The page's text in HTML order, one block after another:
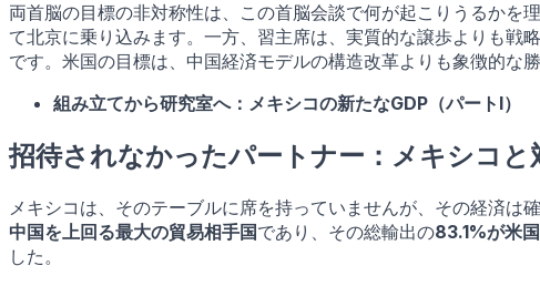
両首脳の目標の非対称性は、この首脳会談で何が起こりうるかを
て北京に乗り込みます。一方、習主席は、実質的な譲歩よりも
です。米国の目標は、中国経済モデルの構造改革よりも象徴的な
組み立てから研究室へ：メキシコの新たなGDP（パートI）
招待されなかったパートナー：メキシコと
メキシコは、そのテーブルに席を持っていませんが、その経済
中国を上回る最大の貿易相手国であり、その総輸出の83.1%が米
した。